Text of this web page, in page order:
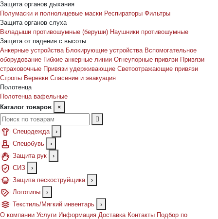
Защита органов дыхания
Полумаски и полнолицевые маски Респираторы Фильтры
Защита органов слуха
Вкладыши противошумные (беруши) Наушники противошумные
Защита от падения с высоты
Анкерные устройства Блокирующие устройства Вспомогательное
оборудование Гибкие анкерные линии Огнеупорные привязи Привязи
страховочные Привязи удерживающие Светоотражающие привязи
Стропы Веревки Спасение и эвакуация
Полотенца
Полотенца вафельные
Каталог товаров
×
Спецодежда
›
Спецобувь
›
Защита рук
›
СИЗ
›
Защита пескоструйщика
›
Логотипы
›
Текстиль/Мягкий инвентарь
›
О компании Услуги Информация Доставка Контакты Подбор по